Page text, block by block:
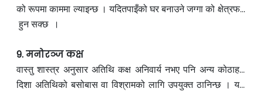
छ । अतः अन्य साधारणअथवा अतिरिक्त शयनकक्षलाईनै अतिथि कक्ष
को रूपमा काममा ल्याइन्छ । यदितपाइँको घरबनाउने जग्गाको क्षेत्रफल
फराकिलो र पर्याप्त आर्थिक स्रोत छ भने उत्तर–पश्चिम दिशा उपयुक्त
हुन सक्छ ।
9. मनोरञ्ज कक्ष
वास्तु शास्त्र अनुसार अतिथि कक्ष अनिवार्य नभए पनि अन्य कोठाहरू
जस्तै यो पनि वास्तुअनुसार मिलाउनु राम्रो मानिन्छ । विशेषतः उत्तर–
दिशा अतिथिको बसोबास वाविश्रामको लागिउपयुक्त ठानिन्छ । यदि